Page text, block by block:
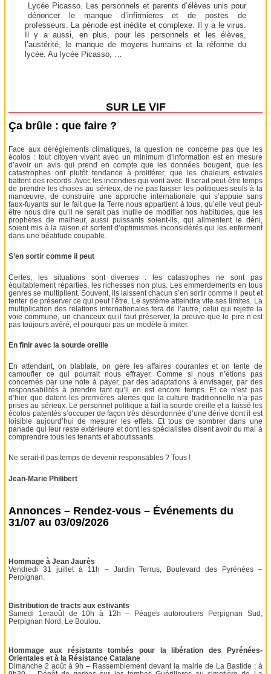
Lycée Picasso. Les personnels et parents d’élèves unis pour
dénoncer le manque d’infirmieres et de postes de
professeurs. La période est inédite et complexe. Il y a le virus.
Il y a aussi, en plus, pour les personnels et les élèves,
l’austérité, le manque de moyens humains et la réforme du
lycée. Au lycée Picasso, …
SUR LE VIF
Ça brûle : que faire ?
Face aux dérèglements climatiques, la question ne concerne pas que les
écolos : tout citoyen vivant avec un minimum d’information est en mesure
d’avoir un avis qui prend en compte que les données bougent, que les
catastrophes ont plutôt tendance à proliférer, que les chaleurs estivales
battent des records. Avec les incendies qui vont avec. Il serait peut-être temps
de prendre les choses au sérieux, de ne pas laisser les politiques seuls à la
manœuvre, de construire une approche internationale qui s’appuie sans
faux-fuyants sur le fait que la Terre nous appartient à tous, qu’elle veut peut-
être nous dire qu’il ne serait pas inutile de modifier nos habitudes, que les
prophètes de malheur, aussi puissants soient-ils, qui alimentent le déni,
soient mis à la raison et sortent d’optimismes inconsidérés qui les enferment
dans une béatitude coupable.
S’en sortir comme il peut
Certes, les situations sont diverses : les catastrophes ne sont pas
équitablement réparties, les richesses non plus. Les emmerdements en tous
genres se multiplient. Souvent, ils laissent chacun s’en sortir comme il peut et
tenter de préserver ce qui peut l’être. Le système atteindra vite ses limites. La
multiplication des relations internationales fera de l’autre, celui qui rejette la
voie commune, un chanceux qu’il faut préserver, la preuve que le pire n’est
pas toujours avéré, et pourquoi pas un modèle à imiter.
En finir avec la sourde oreille
En attendant, on blablate, on gère les affaires courantes et on tente de
camoufler ce qui pourrait nous effrayer. Comme si nous n’étions pas
concernés par une note à payer, par des adaptations à envisager, par des
responsabilités à prendre tant qu’il en est encore temps. Et ce n’est pas
d’hier que datent les premières alertes que la culture traditionnelle n’a pas
prises au sérieux. Le personnel politique a fait la sourde oreille et a laissé les
écolos patentés s’occuper de façon très désordonnée d’une dérive dont il est
loisible aujourd’hui de mesurer les effets. Et tous de sombrer dans une
panade qui leur reste extérieure et dont les spécialistes disent avoir du mal à
comprendre tous les tenants et aboutissants.
Ne serait-il pas temps de devenir responsables ? Tous !
Jean-Marie Philibert
Annonces – Rendez-vous – Événements du
31/07 au 03/09/2026
Hommage à Jean Jaurès
Vendredi 31 juillet à 11h – Jardin Terrus, Boulevard des Pyrénées –
Perpignan.
Distribution de tracts aux estivants
Samedi 1eraoût de 10h à 12h – Péages autoroutiers Perpignan Sud,
Perpignan Nord, Le Boulou.
Hommage aux résistants tombés pour la libération des Pyrénées-
Orientales et à la Résistance Catalane
Dimanche 2 août à 9h – Rassemblement devant la mairie de La Bastide ; à